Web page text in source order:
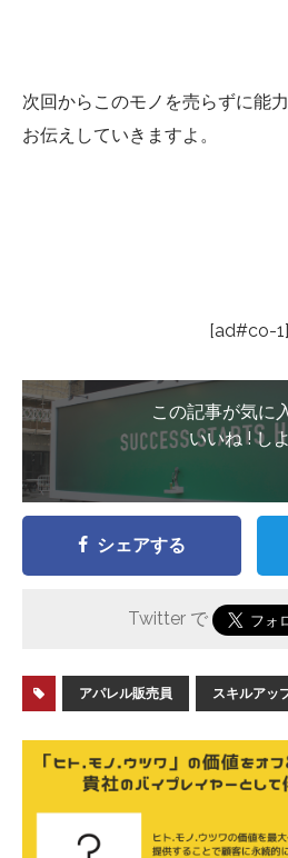
次回からこのモノを売らずに能
お伝えしていきますよ。
[ad#co-1]
この記事が気に
いいね ! し
シェアする
Twitter で
アパレル販売員 スキルアッ